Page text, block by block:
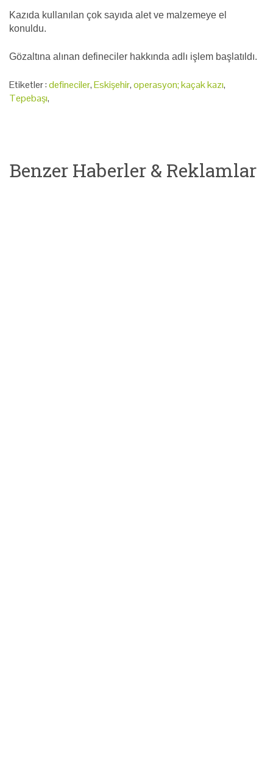
Kazıda kullanılan çok sayıda alet ve malzemeye el
konuldu.
Gözaltına alınan defineciler hakkında adlı işlem başlatıldı.
Etiketler :defineciler,Eskişehir,operasyon; kaçak kazı,
Tepebaşı,
Benzer Haberler & Reklamlar